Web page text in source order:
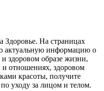
Здоровье. На страницах
актуальную информацию о
здоровом образе жизни,
отношениях, здоровом
красоты, получите
уходу за лицом и телом.